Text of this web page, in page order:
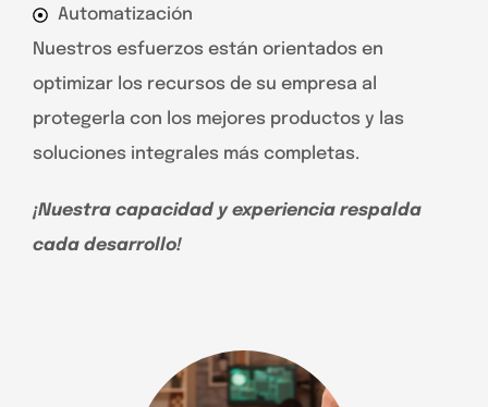
Automatización
Nuestros esfuerzos están orientados en
optimizar los recursos de su empresa al
protegerla con los mejores productos y las
soluciones integrales más completas.
¡Nuestra capacidad y experiencia respalda
cada desarrollo!